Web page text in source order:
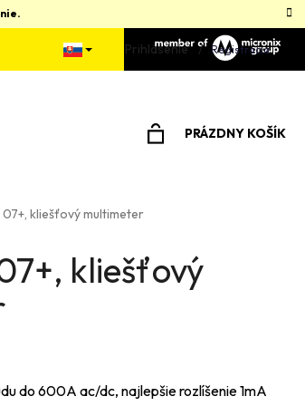
Prihlásenie Registrácia
PRÁZDNY KOŠÍK
kliešťový multimeter
kliešťový
do 600A ac/dc, najlepšie rozlíšenie 1mA